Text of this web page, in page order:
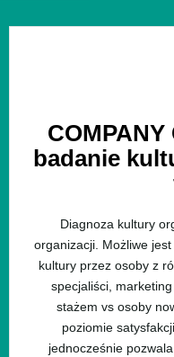
COMPANY
badanie
Diagnoza kultury
organizacji. Możliwe
kultury przez osoby z
specjaliści,
stażem vs osoby
poziomie
jednocześnie